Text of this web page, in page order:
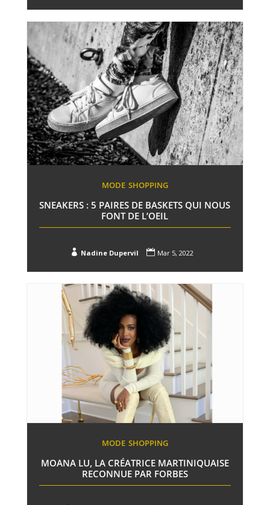
MODE SHOPPING
SNEAKERS : 5 PAIRES DE BASKETS QUI NOUS
FONT DE L’OEIL
 Nadine Dupervil  Mar 5, 2022
MODE SHOPPING
MOANA LU, LA CRÉATRICE MARTINIQUAISE
RECONNUE PAR FORBES